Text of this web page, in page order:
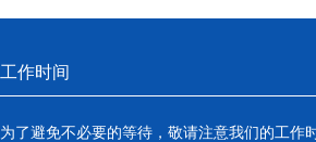
工作时间
为了避免不必要的等待，敬请注意我们的工作